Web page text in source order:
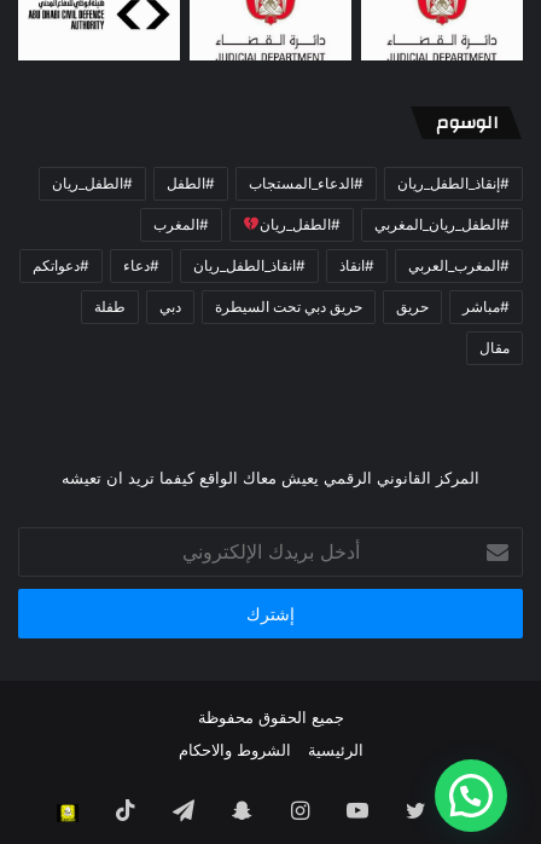
الوسوم
#إنقاذ_الطفل_ريان #الدعاء_المستجاب #الطفل #الطفل_ريان
#الطفل_ريان_المغربي #الطفل_ريان #المغرب
#المغرب_العربي #انقاذ #انقاذ_الطفل_ريان #دعاء #دعواتكم
#مباشر حريق حريق دبي تحت السيطرة دبي طفلة
مقال
المركز القانوني الرقمي يعيش معاك الواقع كيفما تريد ان تعيشه
بريدك
الإلكتروني
جميع الحقوق محفوظة
الرئيسية
الشروط والاحكام
فيسبوك تويتر يوتيوب انستقرامسناب تيلقرام TikTok